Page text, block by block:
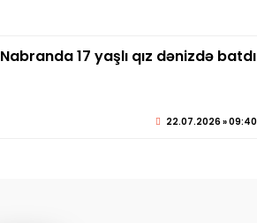
Nabranda 17 yaşlı qız dənizdə batdı
22.07.2026 » 09:40